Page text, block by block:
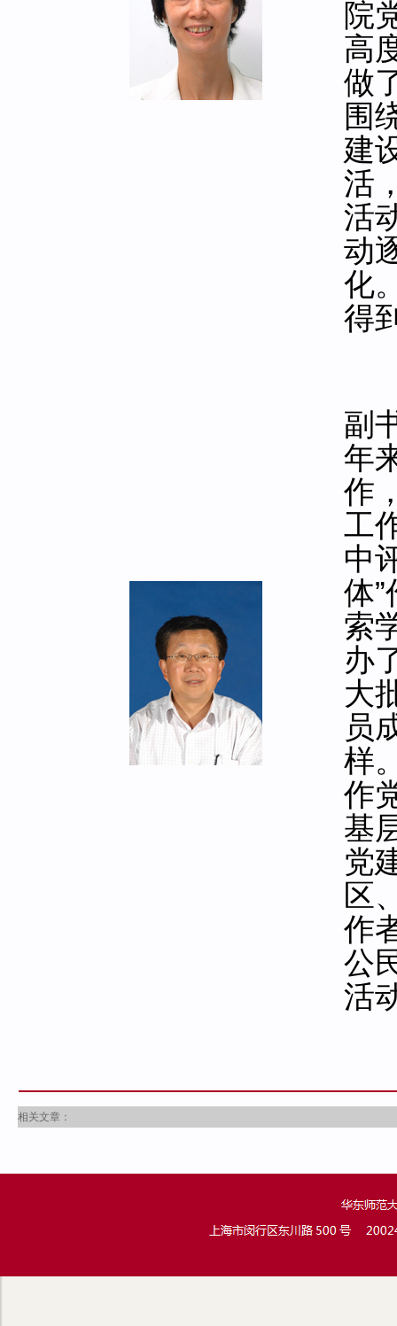
院
高
做
围
建
活
活
动
化
得
副
年
作
工
中
体
索
办
大
员
样
作
基
党
区
作
公
活
相关文章：